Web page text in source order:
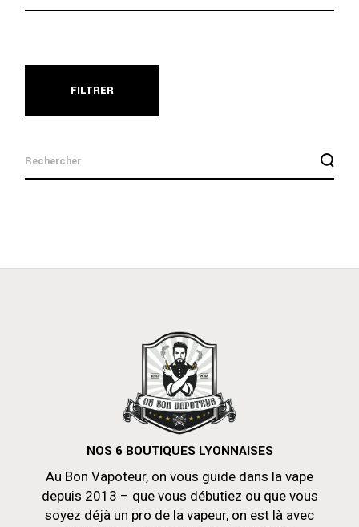
FILTRER
for:
NOS 6 BOUTIQUES LYONNAISES
Au Bon Vapoteur, on vous guide dans la vape
depuis 2013 – que vous débutiez ou que vous
soyez déjà un pro de la vapeur, on est là avec